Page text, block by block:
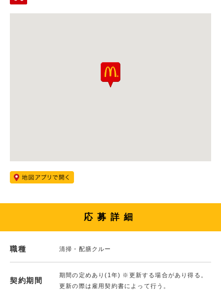
応募詳細
職種 清掃・配膳クルー
契約期間
期間の定めあり(1年) ※更新する場合があり得る。
更新の際は雇用契約書によって行う。